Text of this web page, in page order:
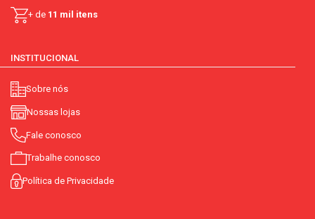
+ de 11 mil itens
INSTITUCIONAL
Sobre nós
Nossas lojas
Fale conosco
Trabalhe conosco
Política de Privacidade